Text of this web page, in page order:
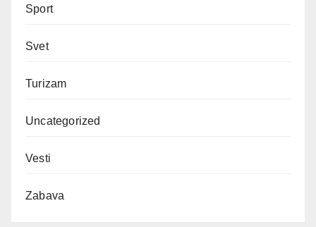
Sport
Svet
Turizam
Uncategorized
Vesti
Zabava